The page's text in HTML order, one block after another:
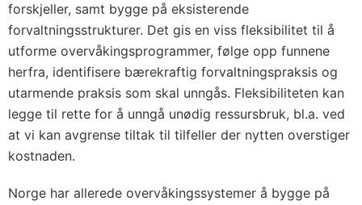
forskjeller, samt bygge på eksisterende
forvaltningsstrukturer. Det gis en viss fleksibilitet til å
utforme overvåkingsprogrammer, følge opp funnene
herfra, identifisere bærekraftig forvaltningspraksis og
utarmende praksis som skal unngås. Fleksibiliteten kan
legge til rette for å unngå unødig ressursbruk, bl.a. ved
at vi kan avgrense tiltak til tilfeller der nytten overstiger
kostnaden.
Norge har allerede overvåkingssystemer å bygge på